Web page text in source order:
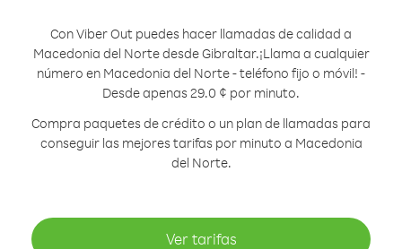
Con Viber Out puedes hacer llamadas de calidad a
Macedonia del Norte desde Gibraltar.¡Llama a cualquier
número en Macedonia del Norte - teléfono fijo o móvil! -
Desde apenas 29.0 ¢ por minuto.
Compra paquetes de crédito o un plan de llamadas para
conseguir las mejores tarifas por minuto a Macedonia
del Norte.
Ver tarifas